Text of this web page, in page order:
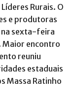
Rurais. O
e produtoras
na sexta-feira
Maior encontro
reuniu
estaduais
Massa Ratinho